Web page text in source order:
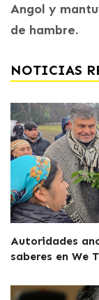
Angol y
de hambre.
NOTICIAS
Autoridades
saberes en We